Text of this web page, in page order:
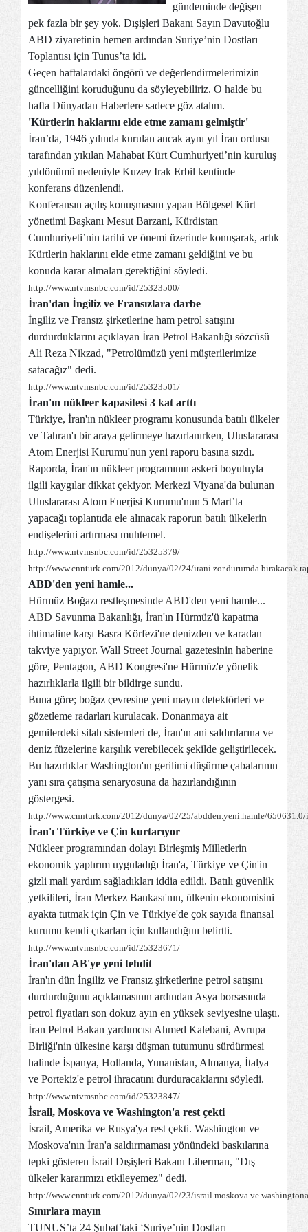
gündeminde değişen
pek fazla bir şey yok. Dışişleri Bakanı Sayın Davutoğlu
ABD ziyaretinin hemen ardından Suriye’nin Dostları
Toplantısı için Tunus’ta idi.
Geçen haftalardaki öngörü ve değerlendirmelerimizin
güncelliğini koruduğunu da söyleyebiliriz. O halde bu
hafta Dünyadan Haberlere sadece göz atalım.
'Kürtlerin haklarını elde etme zamanı gelmiştir'
İran’da, 1946 yılında kurulan ancak aynı yıl İran ordusu
tarafından yıkılan Mahabat Kürt Cumhuriyeti’nin kuruluş
yıldönümü nedeniyle Kuzey Irak Erbil kentinde
konferans düzenlendi.
Konferansın açılış konuşmasını yapan Bölgesel Kürt
yönetimi Başkanı Mesut Barzani, Kürdistan
Cumhuriyeti’nin tarihi ve önemi üzerinde konuşarak, artık
Kürtlerin haklarını elde etme zamanı geldiğini ve bu
konuda karar almaları gerektiğini söyledi.
http://www.ntvmsnbc.com/id/25323500/
İran'dan İngiliz ve Fransızlara darbe
İngiliz ve Fransız şirketlerine ham petrol satışını
durdurduklarını açıklayan İran Petrol Bakanlığı sözcüsü
Ali Reza Nikzad, "Petrolümüzü yeni müşterilerimize
satacağız" dedi.
http://www.ntvmsnbc.com/id/25323501/
İran'ın nükleer kapasitesi 3 kat arttı
Türkiye, İran'ın nükleer programı konusunda batılı ülkeler
ve Tahran'ı bir araya getirmeye hazırlanırken, Uluslararası
Atom Enerjisi Kurumu'nun yeni raporu basına sızdı.
Raporda, İran'ın nükleer programının askeri boyutuyla
ilgili kaygılar dikkat çekiyor. Merkezi Viyana'da bulunan
Uluslararası Atom Enerjisi Kurumu'nun 5 Mart’ta
yapacağı toplantıda ele alınacak raporun batılı ülkelerin
endişelerini artırması muhtemel.
http://www.ntvmsnbc.com/id/25325379/
http://www.cnnturk.com/2012/dunya/02/24/
ABD'den yeni hamle...
Hürmüz Boğazı restleşmesinde ABD'den yeni hamle...
ABD Savunma Bakanlığı, İran'ın Hürmüz'ü kapatma
ihtimaline karşı Basra Körfezi'ne denizden ve karadan
takviye yapıyor. Wall Street Journal gazetesinin haberine
göre, Pentagon, ABD Kongresi'ne Hürmüz'e yönelik
hazırlıklarla ilgili bir bildirge sundu.
Buna göre; boğaz çevresine yeni mayın detektörleri ve
gözetleme radarları kurulacak. Donanmaya ait
gemilerdeki silah sistemleri de, İran'ın ani saldırılarına ve
deniz füzelerine karşılık verebilecek şekilde geliştirilecek.
Bu hazırlıklar Washington'ın gerilimi düşürme çabalarının
yanı sıra çatışma senaryosuna da hazırlandığının
göstergesi.
http://www.cnnturk.com/2012/dunya/02/25/abdden.yeni.hamle/
İran'ı Türkiye ve Çin kurtarıyor
Nükleer programından dolayı Birleşmiş Milletlerin
ekonomik yaptırım uyguladığı İran'a, Türkiye ve Çin'in
gizli mali yardım sağladıkları iddia edildi. Batılı güvenlik
yetkilileri, İran Merkez Bankası'nın, ülkenin ekonomisini
ayakta tutmak için Çin ve Türkiye'de çok sayıda finansal
kurumu kendi çıkarları için kullandığını belirtti.
http://www.ntvmsnbc.com/id/25323671/
İran'dan AB'ye yeni tehdit
İran'ın dün İngiliz ve Fransız şirketlerine petrol satışını
durdurduğunu açıklamasının ardından Asya borsasında
petrol fiyatları son dokuz ayın en yüksek seviyesine ulaştı.
İran Petrol Bakan yardımcısı Ahmed Kalebani, Avrupa
Birliği'nin ülkesine karşı düşman tutumunu sürdürmesi
halinde İspanya, Hollanda, Yunanistan, Almanya, İtalya
ve Portekiz'e petrol ihracatını durduracaklarını söyledi.
http://www.ntvmsnbc.com/id/25323847/
İsrail, Moskova ve Washington'a rest çekti
İsrail, Amerika ve Rusya'ya rest çekti. Washington ve
Moskova'nın İran'a saldırmaması yönündeki baskılarına
tepki gösteren İsrail Dışişleri Bakanı Liberman, "Dış
ülkeler kararımızı etkileyemez" dedi.
http://www.cnnturk.com/2012/dunya/02/23/
Sınırlara mayın
TUNUS’ta 24 Şubat’taki ‘Suriye’nin Dostları